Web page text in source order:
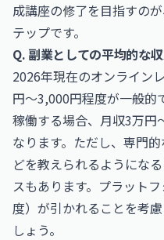
成講座の修了を目指すの
テップです。
Q. 副業としての平均的な
2026年現在のオンライン
円〜3,000円程度が一般的
稼働する場合、月収3万円
なります。ただし、専門
どを教えられるようにな
スもあります。プラット
度）が引かれることを考
しょう。